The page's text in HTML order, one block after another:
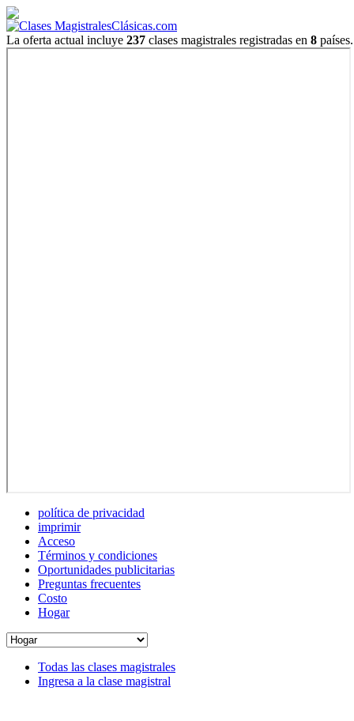
La oferta actual incluye 237 clases magistrales registradas en 8 países.
política de privacidad
imprimir
Acceso
Términos y condiciones
Oportunidades publicitarias
Preguntas frecuentes
Costo
Hogar
Todas las clases magistrales
Ingresa a la clase magistral